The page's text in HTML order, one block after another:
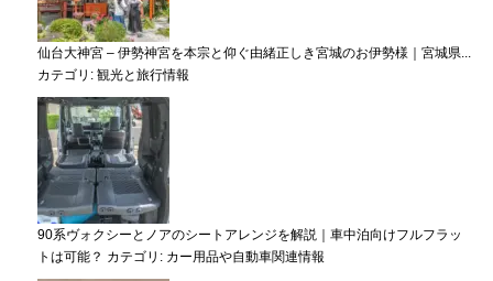
仙台大神宮 – 伊勢神宮を本宗と仰ぐ由緒正しき宮城のお伊勢様｜宮城県...
カテゴリ: 観光と旅行情報
90系ヴォクシーとノアのシートアレンジを解説｜車中泊向けフルフラッ
トは可能？ カテゴリ: カー用品や自動車関連情報